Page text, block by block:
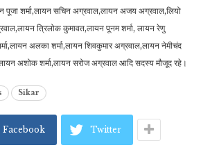
पूजा शर्मा,लायन सचिन अग्रवाल,लायन अजय अग्रवाल,लियो
त्रिलोक कुमावत,लायन पूनम शर्मा, लायन रेणु
अलका शर्मा,लायन शिवकुमार अग्रवाल,लायन नेमीचंद
लायन अशोक शर्मा,लायन सरोज अग्रवाल आदि सदस्य मौजूद रहे।
Sikar
Facebook Twitter